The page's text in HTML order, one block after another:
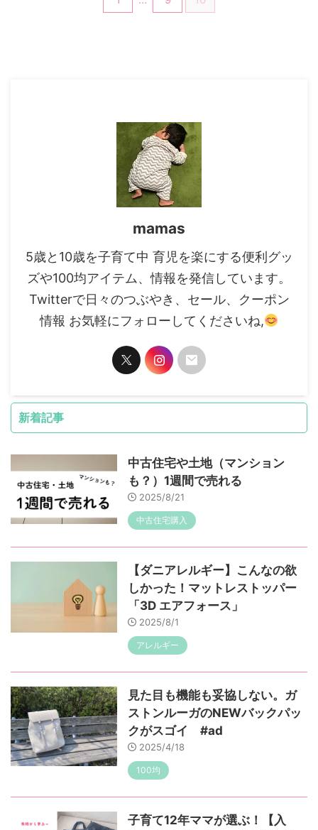
mamas
5歳と10歳を子育て中 育児を楽にする便利グッ
ズや100均アイテム、情報を発信しています。
Twitterで日々のつぶやき、セール、クーポン
情報 お気軽にフォローしてくださいね,
新着記事
中古住宅や土地（マンション
も？）1週間で売れる
2025/8/21
中古住宅購入
【ダニアレルギー】こんなの欲
しかった！マットレストッパー
「3D エアフォース」
2025/8/1
アレルギー
見た目も機能も妥協しない。ガ
ストンルーガのNEWバックパッ
クがスゴイ #ad
2025/4/18
100均
子育て12年ママが選ぶ！【入